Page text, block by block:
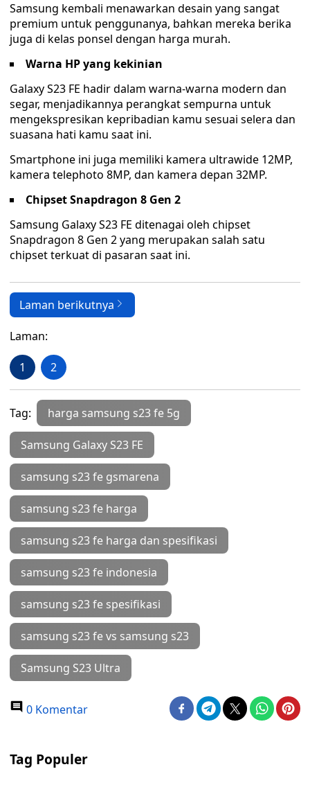
Samsung kembali menawarkan desain yang sangat
premium untuk penggunanya, bahkan mereka berika
juga di kelas ponsel dengan harga murah.
Warna HP yang kekinian
Galaxy S23 FE hadir dalam warna-warna modern dan
segar, menjadikannya perangkat sempurna untuk
mengekspresikan kepribadian kamu sesuai selera dan
suasana hati kamu saat ini.
Smartphone ini juga memiliki kamera ultrawide 12MP,
kamera telephoto 8MP, dan kamera depan 32MP.
Chipset Snapdragon 8 Gen 2
Samsung Galaxy S23 FE ditenagai oleh chipset
Snapdragon 8 Gen 2 yang merupakan salah satu
chipset terkuat di pasaran saat ini.
Laman berikutnya
Laman:
1 2
Tag: harga samsung s23 fe 5g
Samsung Galaxy S23 FE
samsung s23 fe gsmarena
samsung s23 fe harga
samsung s23 fe harga dan spesifikasi
samsung s23 fe indonesia
samsung s23 fe spesifikasi
samsung s23 fe vs samsung s23
Samsung S23 Ultra
0 Komentar
Tag Populer